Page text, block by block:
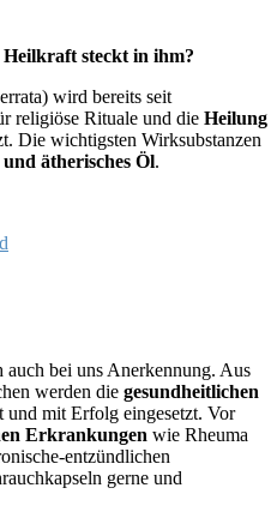
steckt in ihm?
wird bereits seit
religiöse Rituale und die Heilung
Die wichtigsten Wirksubstanzen
ätherisches Öl.
auch bei uns Anerkennung. Aus
werden die gesundheitlichen
und mit Erfolg eingesetzt. Vor
Erkrankungen wie Rheuma
entzündlichen
gerne und